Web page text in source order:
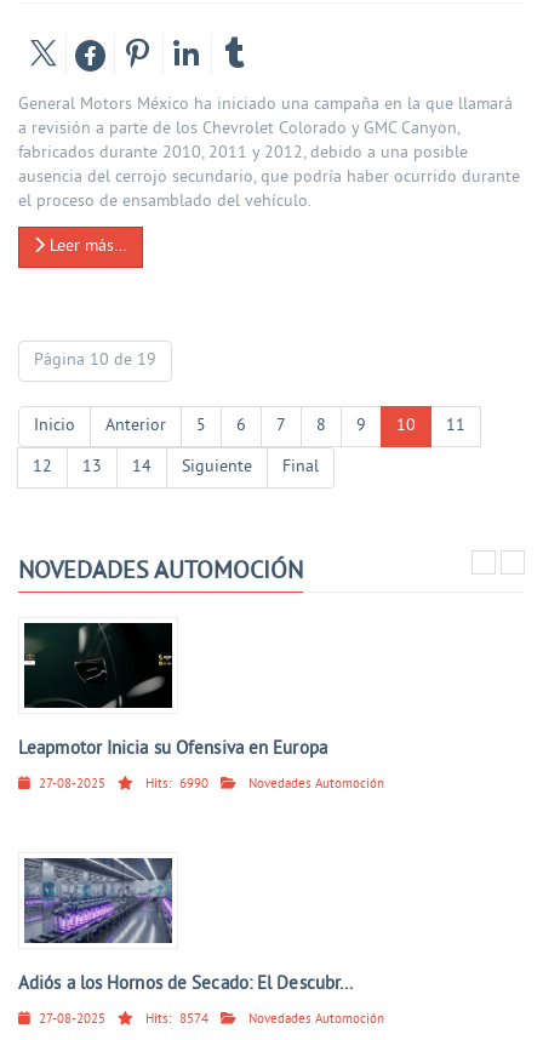
General Motors México ha iniciado una campaña en la que llamará
a revisión a parte de los Chevrolet Colorado y GMC Canyon,
fabricados durante 2010, 2011 y 2012, debido a una posible
ausencia del cerrojo secundario, que podría haber ocurrido durante
el proceso de ensamblado del vehículo.
Leer más…
Página 10 de 19
Inicio Anterior 5 6 7 8 9 10
11
12
13 14 Siguiente Final
NOVEDADES AUTOMOCIÓN
Leapmotor Inicia su Ofensiva en Europa
27-08-2025 Hits: 6990 Novedades Automoción
Adiós a los Hornos de Secado: El Descubr...
27-08-2025 Hits: 8574 Novedades Automoción